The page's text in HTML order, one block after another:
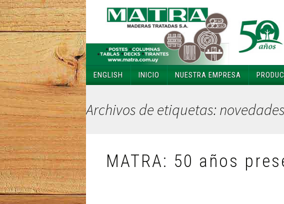
ENGLISH INICIO NUESTRA EMPRESA
GESTIÓN AMBIENTAL Y CALIDAD
TRABAJE CON MATRA
Archivos de etiquetas: novedades
MATRA: 50 años